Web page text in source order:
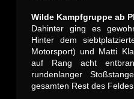
Wilde Kampfgruppe ab
Dahinter ging es
Hinter dem
Motorsport) und Matti
auf Rang acht
rundenlanger
gesamten Rest des Feldes.